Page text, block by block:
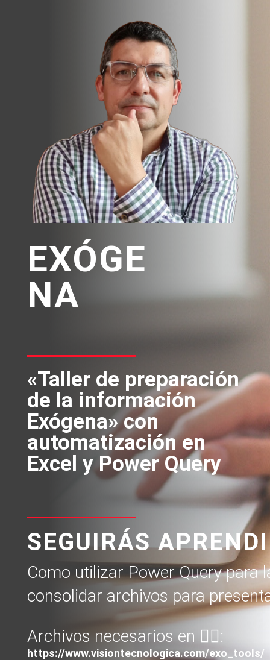
EXÓGE
NA
«Taller de preparación
de la información
Exógena» con
automatización en
Excel y Power Query
SEGUIRÁS
Como utilizar Power Query para
consolidar archivos para
Archivos necesarios en 👇🏻:
https://www.visiontecnologica.com/exo_tools/